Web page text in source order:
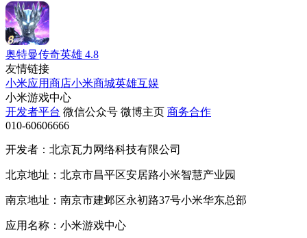
奥特曼传奇英雄 4.8
友情链接
小米应用商店小米商城英雄互娱
小米游戏中心
开发者平台 微信公众号 微博主页 商务合作
010-60606666
开发者：北京瓦力网络科技有限公司
北京地址：北京市昌平区安居路小米智慧产业园
南京地址：南京市建邺区永初路37号小米华东总部
应用名称：小米游戏中心